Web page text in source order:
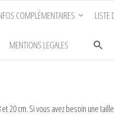
COMPLÉMENTAIRES LISTE
MENTIONS LEGALES
20 cm. Si vous avez besoin une